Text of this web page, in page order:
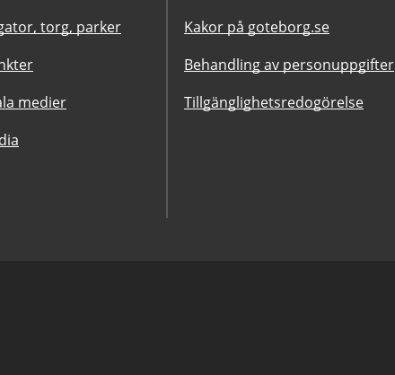
torg, parker
medier
Kakor på goteborg.se
Behandling av personuppgifter
Tillgänglighetsredogörelse